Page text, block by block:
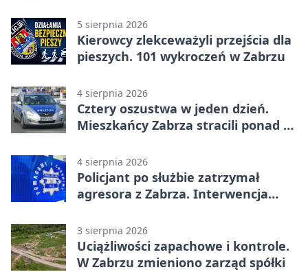
5 sierpnia 2026
Kierowcy zlekceważyli przejścia dla
pieszych. 101 wykroczeń w Zabrzu
4 sierpnia 2026
Cztery oszustwa w jeden dzień.
Mieszkańcy Zabrza stracili ponad 6
4 sierpnia 2026
Policjant po służbie zatrzymał
agresora z Zabrza. Interwencja
3 sierpnia 2026
Uciążliwości zapachowe i kontrole.
W Zabrzu zmieniono zarząd spółki